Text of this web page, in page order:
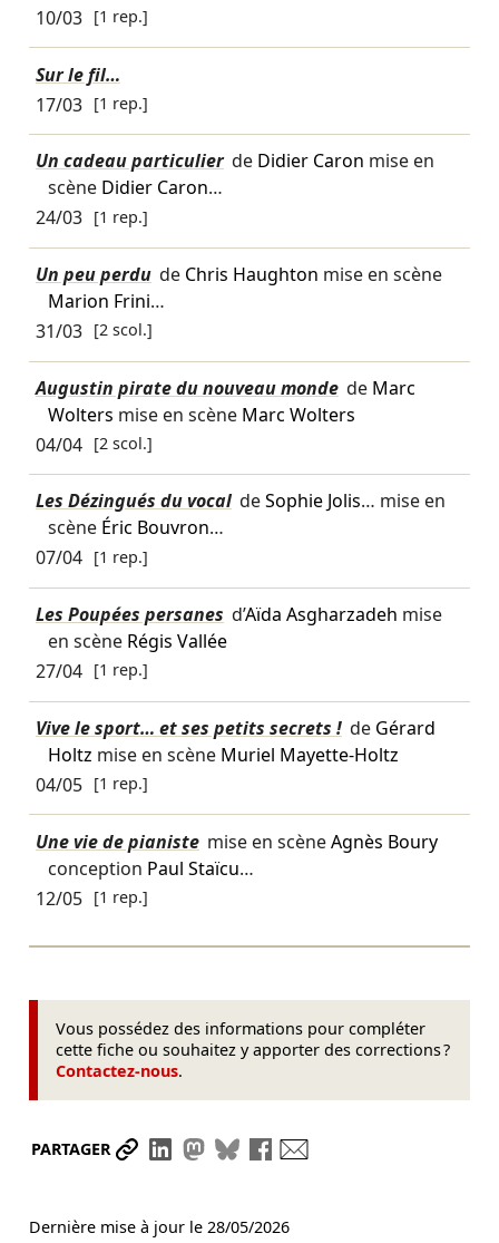
10/03 [1 rep.]
Sur le fil…
17/03 [1 rep.]
Un cadeau particulier de Didier Caron mise en
scène Didier Caron…
24/03 [1 rep.]
Un peu perdu de Chris Haughton mise en scène
Marion Frini…
31/03 [2 scol.]
Augustin pirate du nouveau monde de Marc
Wolters mise en scène Marc Wolters
04/04 [2 scol.]
Les Dézingués du vocal deSophie Jolis… mise en
scène Éric Bouvron…
07/04 [1 rep.]
Les Poupées persanes d’Aïda Asgharzadeh mise
en scène Régis Vallée
27/04 [1 rep.]
Vive le sport… et ses petits secrets ! de Gérard
Holtz mise en scène Muriel Mayette-Holtz
04/05 [1 rep.]
Une vie de pianiste mise en scèneAgnès Boury
conception Paul Staïcu…
12/05 [1 rep.]
Vous possédez des informations pour compléter
cette fiche ou souhaitez y apporter des corrections ?
Contactez-nous.
PARTAGER Partager le lien
Partager sur LinkedIn
Partager sur Mastodon
Partager sur Bluesky
Partager sur Facebook
Dernière mise à jour le 28/05/2026